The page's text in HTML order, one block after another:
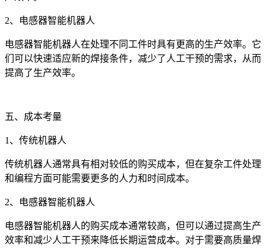
2、电感器智能机器人
电感器智能机器人在处理不同工件时具有更高的生产效率。它
们可以快速适应新的焊接条件，减少了人工干预的需求，从而
提高了生产效率。
五、成本考量
1、传统机器人
传统机器人通常具有相对较低的购买成本，但在复杂工件处理
和编程方面可能需要更多的人力和时间成本。
2、电感器智能机器人
电感器智能机器人的购买成本通常较高，但可以通过提高生产
效率和减少人工干预来降低长期运营成本。对于需要高质量焊